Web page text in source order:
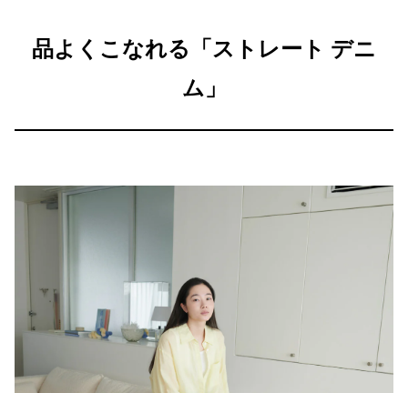
品よくこなれる「ストレート デニ
ム」